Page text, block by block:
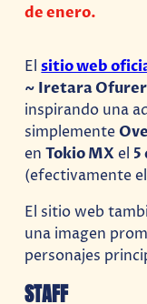
de enero.
Elsitio web
~ Iretara
inspirando una
simplemente
enTokio MX el 5
(efectivamente
El sitio web
una imagen
personajes
STAFF